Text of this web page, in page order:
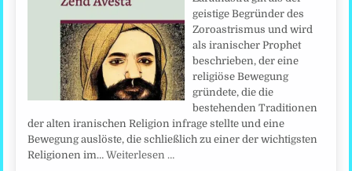
geistige Begründer des
Zoroastrismus und wird
als iranischer Prophet
beschrieben, der eine
religiöse Bewegung
gründete, die die
bestehenden Traditionen
der alten iranischen Religion infrage stellte und eine
Bewegung auslöste, die schließlich zu einer der wichtigsten
Religionen im…Weiterlesen …